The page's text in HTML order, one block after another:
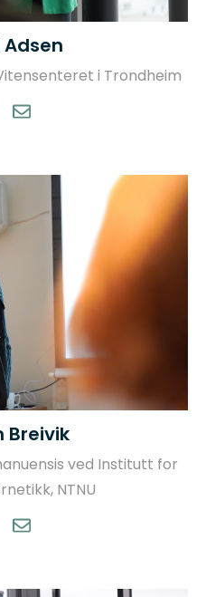
i Trondheim
Breivik
ved Institutt for
NTNU